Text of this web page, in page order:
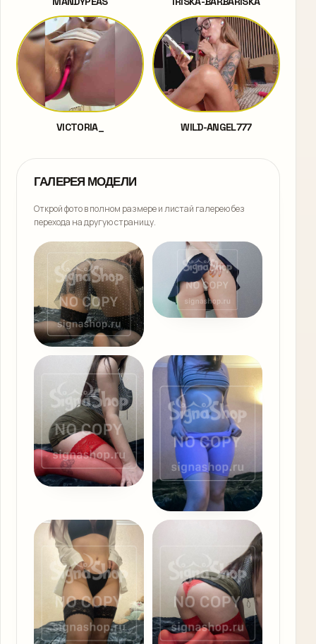
VICTORIA_ WILD-ANGEL777
ГАЛЕРЕЯ МОДЕЛИ
Открой фото в полном размере и листай галерею без
перехода на другую страницу.